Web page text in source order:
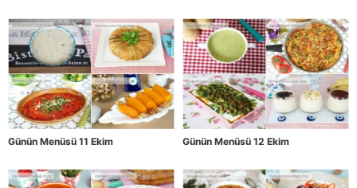
Günün Menüsü 11 Ekim Günün Menüsü 12 Ekim